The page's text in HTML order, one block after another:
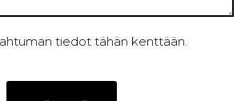
tiedot tähän kenttään.